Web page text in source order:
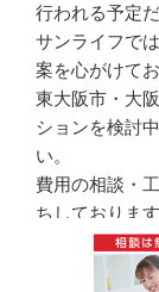
行われる予定
サンライフで
案を心がけてお
東大阪市・大
ションを検討
い。
費用の相談・
ちしておりま